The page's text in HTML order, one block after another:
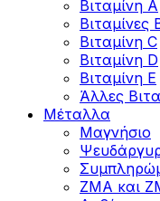
Βιταμίνη Α
Βιταμίνες
Βιταμίνη C
Βιταμίνη D
Βιταμίνη Ε
Άλλες
Μέταλλα
Μαγνήσιο
ZMA και